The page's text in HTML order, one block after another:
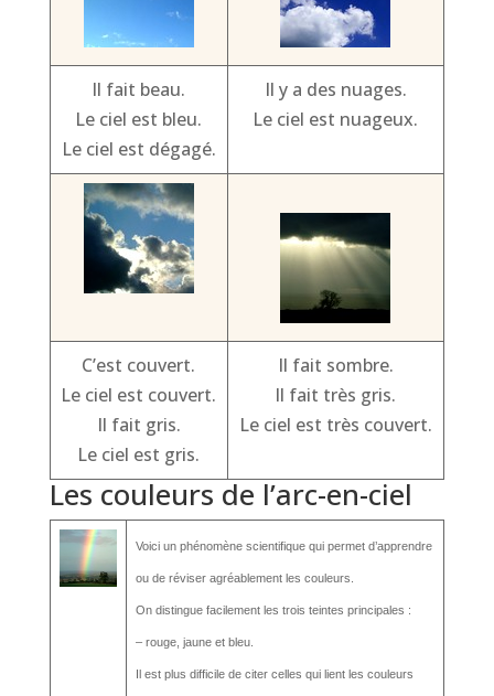
Il fait beau.
Le ciel est bleu.
Le ciel est dégagé.
Il y a des nuages.
Le ciel est nuageux.
C’est couvert.
Le ciel est couvert.
Il fait gris.
Le ciel est gris.
Il fait sombre.
Il fait très gris.
Le ciel est très couvert.
Les couleurs de l’arc-en-ciel
Voici un phénomène scientifique qui permet d’apprendre
ou de réviser agréablement les couleurs.
On distingue facilement les trois teintes principales :
– rouge, jaune et bleu.
Il est plus difficile de citer celles qui lient les couleurs